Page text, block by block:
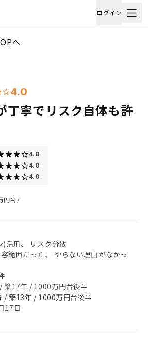
ログイン
へ
4.0
丁寧でリスク自体も許
4.0
4.0
4.0
円台 /
)活用、 リスク分散
範囲だった、 やらない理由がなかっ
築17年 / 1000万円台後半
/ 築13年 / 1000万円台後半
17日